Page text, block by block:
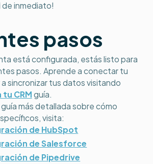
inmediato!
pasos
está configurada, estás listo para
pasos. Aprende a conectar tu
a sincronizar tus datos visitando
CRM guía.
más detallada sobre cómo
visita:
de HubSpot
de Salesforce
de Pipedrive